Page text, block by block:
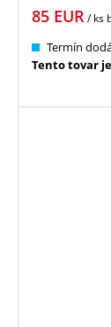
85 EUR/ ks
Termín
Tento tovar